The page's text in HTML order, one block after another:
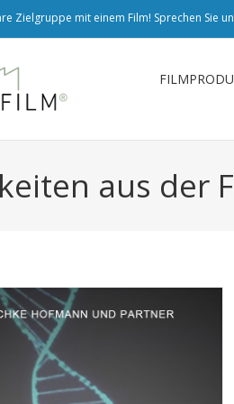
Zielgruppe mit einem Film! Sprechen Sie
aus der